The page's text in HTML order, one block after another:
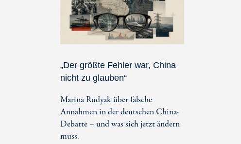
„Der größte Fehler war, China
nicht zu glauben“
Marina Rudyak über falsche
Annahmen in der deutschen China-
Debatte – und was sich jetzt ändern
muss.